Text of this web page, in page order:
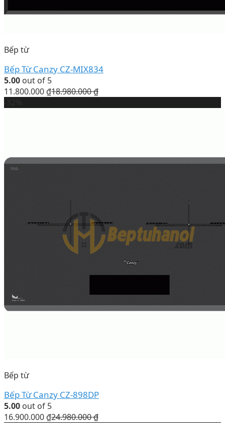
Bếp từ
Bếp Từ Canzy CZ-MIX834
5.00 out of 5
11.800.000 ₫18.980.000₫
Bếp từ
Bếp Từ Canzy CZ-898DP
5.00 out of 5
16.900.000 ₫24.980.000₫